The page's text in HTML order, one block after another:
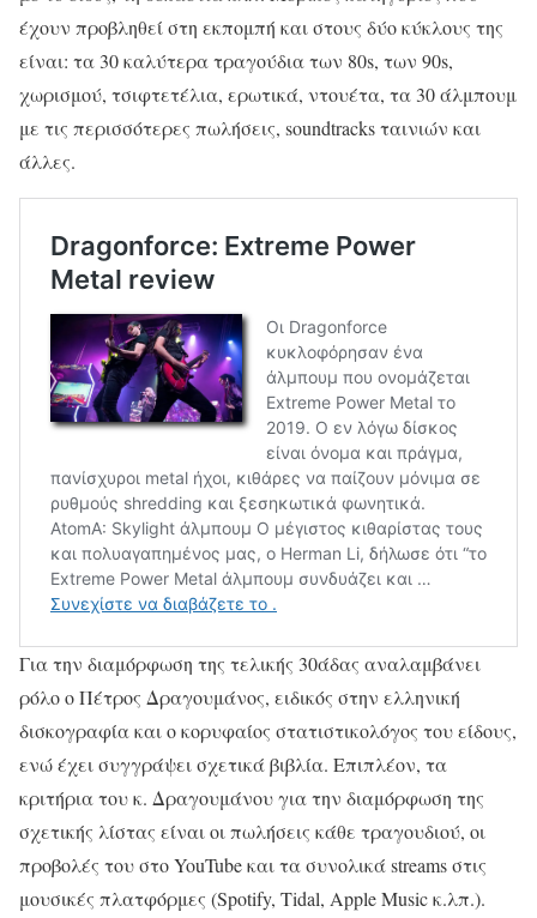
έχουν προβληθεί στη εκπομπή και στους δύο κύκλους της
είναι: τα 30 καλύτερα τραγούδια των 80s, των 90s,
χωρισμού, τσιφτετέλια, ερωτικά, ντουέτα, τα 30 άλμπουμ
με τις περισσότερες πωλήσεις, soundtracks ταινιών και
άλλες.
Για την διαμόρφωση της τελικής 30άδας αναλαμβάνει
ρόλο ο Πέτρος Δραγουμάνος, ειδικός στην ελληνική
δισκογραφία και ο κορυφαίος στατιστικολόγος του είδους,
ενώ έχει συγγράψει σχετικά βιβλία. Επιπλέον, τα
κριτήρια του κ. Δραγουμάνου για την διαμόρφωση της
σχετικής λίστας είναι οι πωλήσεις κάθε τραγουδιού, οι
προβολές του στο YouTube και τα συνολικά streams στις
μουσικές πλατφόρμες (Spotify, Tidal, Apple Music κ.λπ.).